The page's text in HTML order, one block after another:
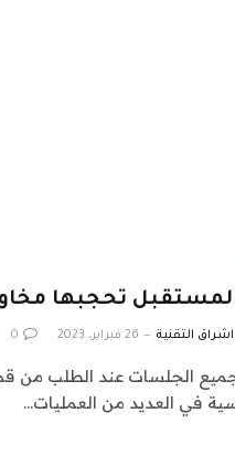
تحجبها
التقنية 26 فبراير، 2023 0
الجلسات عند الطلب من قمة
في العديد من العمليات…